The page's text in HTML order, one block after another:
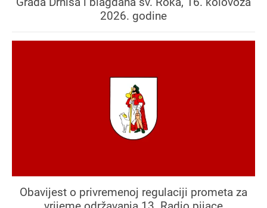
2026. godine
Obavijest o privremenoj regulaciji prometa za